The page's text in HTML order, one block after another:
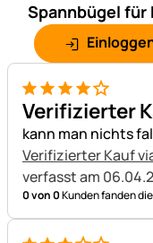
Spannbügel für
4 von 5
Verifizierter
kann man nichts
Verifizierter Kauf
verfasst am
0 von 0Kunden fanden